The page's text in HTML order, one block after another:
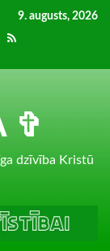
9. augusts, 2026
RSS
✞
dzīvība Kristū